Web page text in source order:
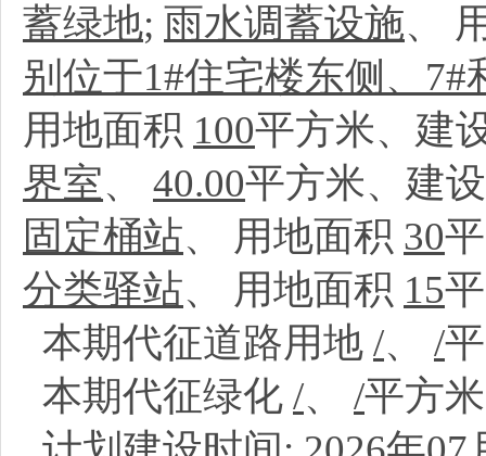
蓄绿地; 雨水调蓄设施、
别位于1#住宅楼东侧、7#
用地面积 100平方米、建
界室、 40.00平方米、建
固定桶站、 用地面积 30
分类驿站、 用地面积 15
本期代征道路用地 /、 /
本期代征绿化 /、 /平方